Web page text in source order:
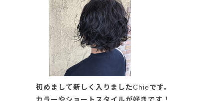
初めまして新しく入りましたChieです。